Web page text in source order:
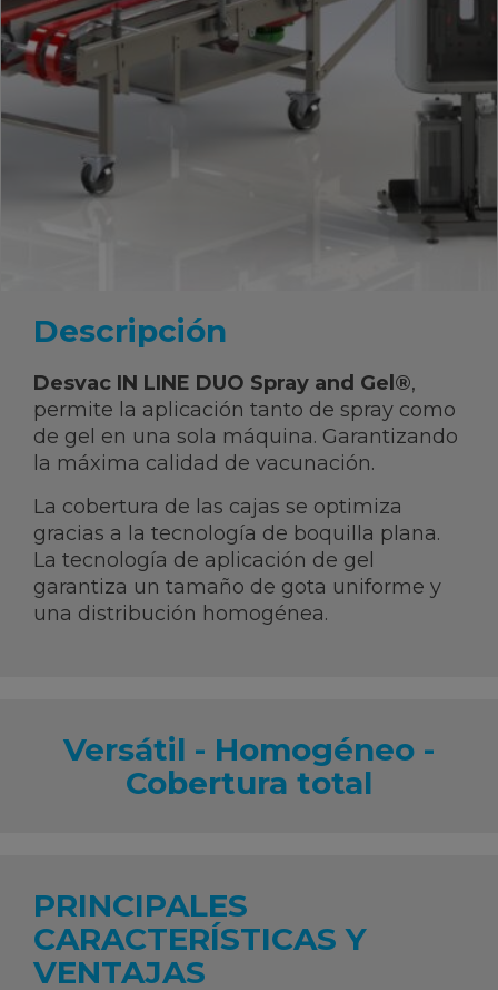
Descripción
Desvac IN LINE DUO Spray and Gel®,
permite la aplicación tanto de spray como
de gel en una sola máquina. Garantizando
la máxima calidad de vacunación.
La cobertura de las cajas se optimiza
gracias a la tecnología de boquilla plana.
La tecnología de aplicación de gel
garantiza un tamaño de gota uniforme y
una distribución homogénea.
Versátil - Homogéneo -
Cobertura total
PRINCIPALES
CARACTERÍSTICAS Y
VENTAJAS